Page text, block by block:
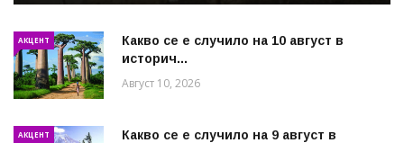
АКЦЕНТ
Какво се е случило на 10 август в
историч...
Август 10, 2026
АКЦЕНТ
Какво се е случило на 9 август в